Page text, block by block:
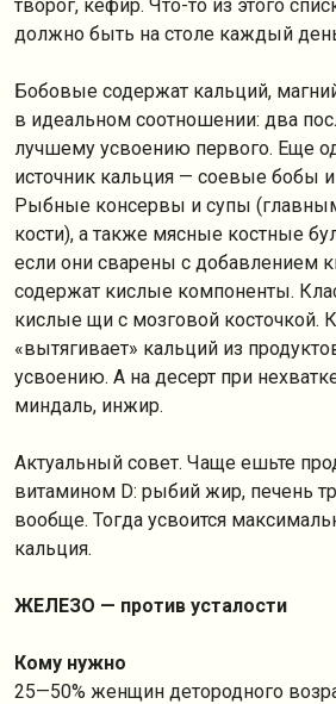
творог, кефир. Что-то из этого
должно быть на столе каждый
Бобовые содержат кальций,
в идеальном соотношении: два
лучшему усвоению первого. Еще
источник кальция — соевые бобы
Рыбные консервы и супы
кости), а также мясные костные
если они сварены с добавлением
содержат кислые компоненты.
кислые щи с мозговой косточкой.
«вытягивает» кальций из
усвоению. А на десерт при
миндаль, инжир.
Актуальный совет. Чаще ешьте
витамином D: рыбий жир, печень
вообще. Тогда усвоится
кальция.
ЖЕЛЕЗО — против усталости
Кому нужно
25—50% женщин детородного